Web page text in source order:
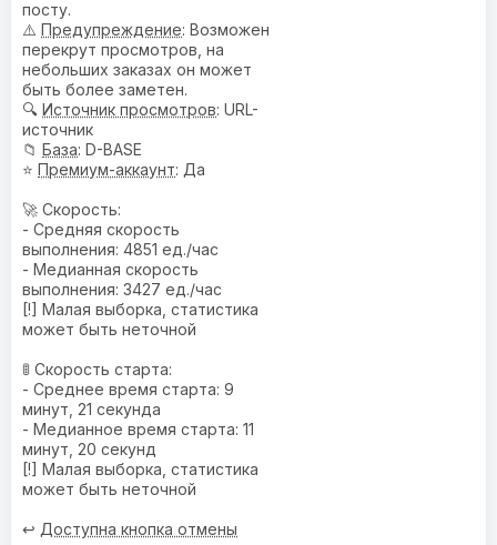
посту.
⚠️ Предупреждениe: Возможен
перекрут просмотров, на
небольших заказах он может
быть более заметен.
🔍 Источник просмотров: URL-
источник
📁 База: D-BASE
⭐ Премиум-аккаунт: Да
🚀 Скорость:
- Средняя скорость
выполнения: 4851 ед./час
- Медианная скорость
выполнения: 3427 ед./час
[!] Малая выборка, статистика
может быть неточной
🚦 Скорость старта:
- Среднее время старта: 9
минут, 21 секунда
- Медианное время старта: 11
минут, 20 секунд
[!] Малая выборка, статистика
может быть неточной
↩️ Доступна кнопка отмены